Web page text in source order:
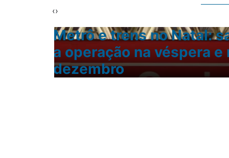
‹›
Metrô e trens no Natal:
a operação na véspera e
dezembro